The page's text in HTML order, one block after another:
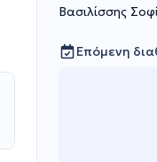
Βασιλίσσης
Επόμενη